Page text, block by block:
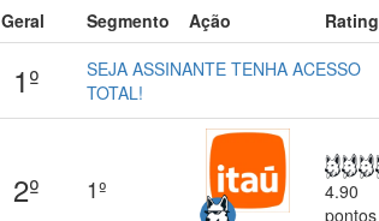
Geral Segmento Ação Rating
1º
SEJA ASSINANTE TENHA ACESSO
TOTAL!
2º 1º
4.90
pontos